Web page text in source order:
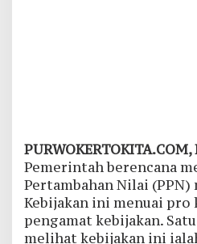
Pemerintah berencana
Pertambahan Nilai (PPN)
Kebijakan ini menuai
pengamat kebijakan.
melihat kebijakan ini